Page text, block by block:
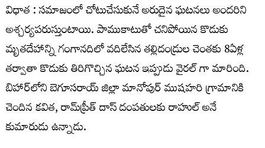
విధాత : సమాజంలో చోటుచేసుకునే అరుదైన ఘటనలు అందరిని
అశ్చర్యపరుస్తుంటాయి. పాముకాటుతో చనిపోయిన కొడుకు
మృతదేహాన్ని గంగానదిలో వదిలేసిన తల్లిదండ్రుల చెంతకు 8ఏళ్ల
తర్వాతా కొడుకు తిరిగొచ్చిన ఘటన ఇప్పుడు వైరల్ గా మారింది.
బిహార్‌లోని బెగూసరాయ్‌ జిల్లా మానోపుర్‌ ముషహరి గ్రామానికి
చెందిన కవిత, రామ్‌ప్రీత్‌ దాస్‌ దంపతులకు రాహుల్ అనే
కుమారుడు ఉన్నాడు.